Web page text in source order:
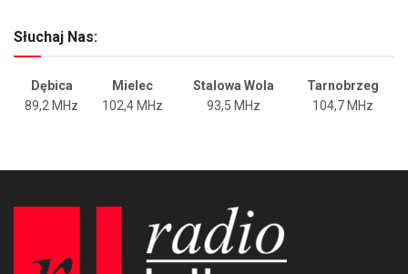
Słuchaj Nas:
Dębica Mielec Stalowa Wola
Tarnobrzeg
89,2 MHz
102,4 MHz 93,5 MHz 104,7 MHz